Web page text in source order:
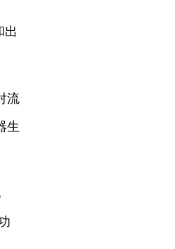
出
流
生